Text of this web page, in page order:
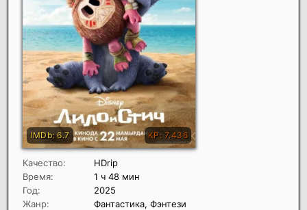
Качество:
HDrip
Время:
1 ч 48 мин
Год:
2025
Жанр:
Фантастика, Фэнтези